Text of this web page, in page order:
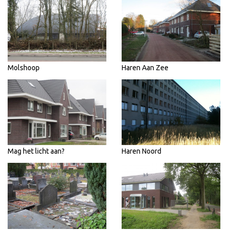
Molshoop Haren Aan Zee
Mag het licht aan? Haren Noord